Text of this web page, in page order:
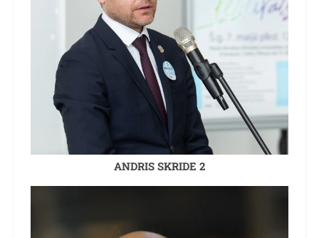
ANDRIS SKRIDE 2